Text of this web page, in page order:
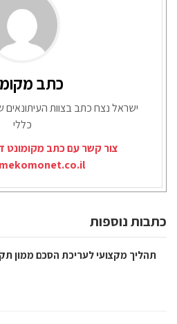
כתב
ישראל נצח כתב בצוות
כללי
צור קשר עם כתב מקומונט
כתבות נוספות
תהליך מקצועי לעריכת הסכם ממון